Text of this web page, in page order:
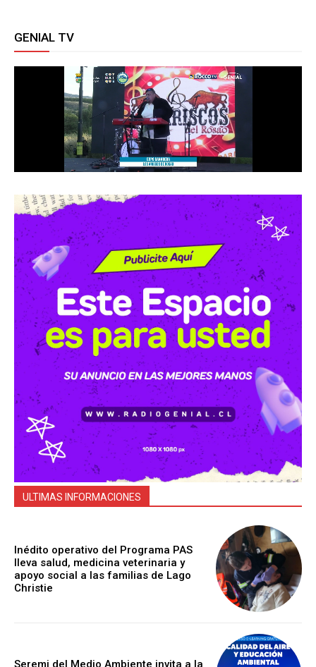
GENIAL TV
ULTIMAS INFORMACIONES
Inédito operativo del Programa PAS
lleva salud, medicina veterinaria y
apoyo social a las familias de Lago
Christie
Seremi del Medio Ambiente invita a la